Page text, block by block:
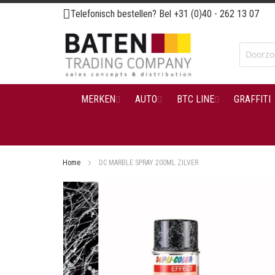
Ga
naar
de
inhoud
Telefonisch bestellen? Bel +31 (0)40 - 262 13 07
MERKEN AUTO BTC LINE GRAFFITI
Home DC MARBLE SPRAY 200ML ZILVER
Ga
naar
het
einde
van
de
afbeeldingen-